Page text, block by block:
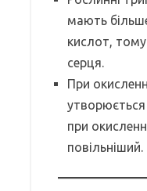
мають
кислот, тому
серця.
При
утворюється
при
повільніший.